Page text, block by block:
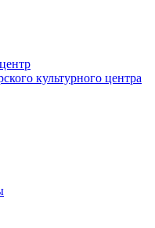
культурного центра